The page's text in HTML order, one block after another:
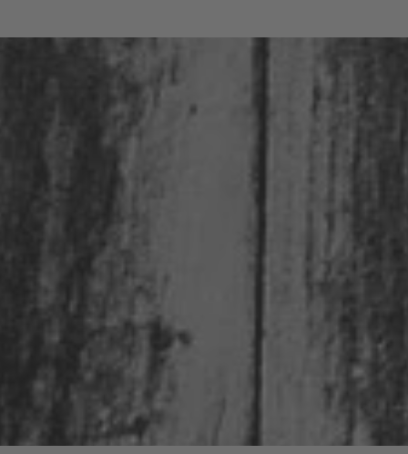
di minerali, in Valle Isarco non possono
che crescere grappoli d’uva che verranno
trasformati in vini la cui eccellenza viene
premiata ogni anno con numerosi